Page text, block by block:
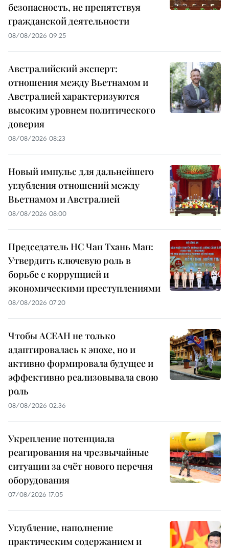
безопасность, не препятствуя
гражданской деятельности
08/08/2026 09:25
Австралийский эксперт:
отношения между Вьетнамом и
Австралией характеризуются
высоким уровнем политического
доверия
08/08/2026 08:23
Новый импульс для дальнейшего
углубления отношений между
Вьетнамом и Австралией
08/08/2026 08:00
Председатель НС Чан Тхань Ман:
Утвердить ключевую роль в
борьбе с коррупцией и
экономическими преступлениями
08/08/2026 07:20
Чтобы АСЕАН не только
адаптировалась к эпохе, но и
активно формировала будущее и
эффективно реализовывала свою
роль
08/08/2026 02:36
Укрепление потенциала
реагирования на чрезвычайные
ситуации за счёт нового перечня
оборудования
07/08/2026 17:05
Углубление, наполнение
практическим содержанием и